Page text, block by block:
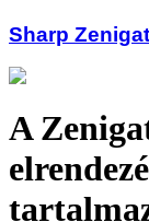
Sharp
A